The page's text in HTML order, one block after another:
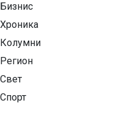
Бизнис
Хроника
Колумни
Регион
Свет
Спорт